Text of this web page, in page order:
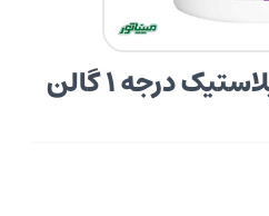
پارس بهاررنگ نیم پلاستیک درجه 1 گالن